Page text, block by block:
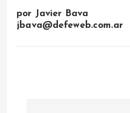
por Javier Bava
jbava@defeweb.com.ar